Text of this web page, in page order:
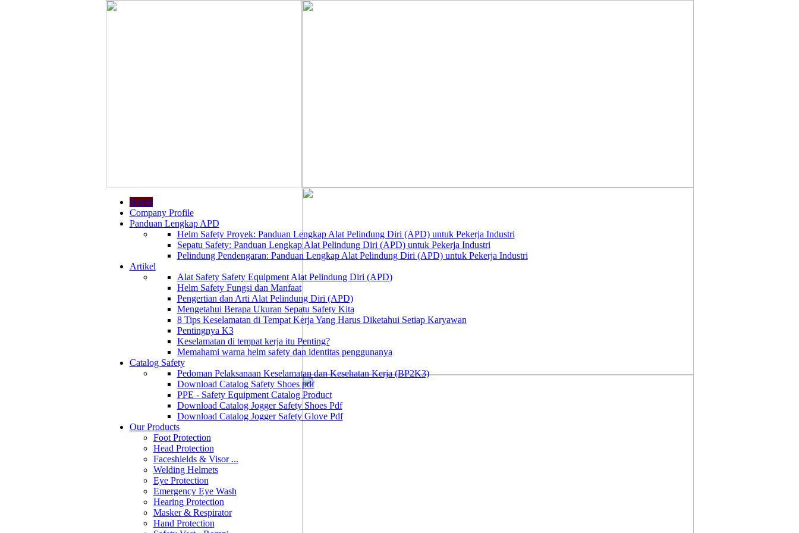
Home
Company Profile
Panduan Lengkap APD
Helm Safety Proyek: Panduan Lengkap Alat Pelindung Diri (APD) untuk Pekerja Industri
Sepatu Safety: Panduan Lengkap Alat Pelindung Diri (APD) untuk Pekerja Industri
Pelindung Pendengaran: Panduan Lengkap Alat Pelindung Diri (APD) untuk Pekerja Industri
Artikel
Alat Safety Safety Equipment Alat Pelindung Diri (APD)
Helm Safety Fungsi dan Manfaat
Pengertian dan Arti Alat Pelindung Diri (APD)
Mengetahui Berapa Ukuran Sepatu Safety Kita
8 Tips Keselamatan di Tempat Kerja Yang Harus Diketahui Setiap Karyawan
Pentingnya K3
Keselamatan di tempat kerja itu Penting?
Memahami warna helm safety dan identitas penggunanya
Catalog Safety
Pedoman Pelaksanaan Keselamatan dan Kesehatan Kerja (BP2K3)
Download Catalog Safety Shoes pdf
PPE - Safety Equipment Catalog Product
Download Catalog Jogger Safety Shoes Pdf
Download Catalog Jogger Safety Glove Pdf
Our Products
Foot Protection
Head Protection
Faceshields & Visor ...
Welding Helmets
Eye Protection
Emergency Eye Wash
Hearing Protection
Masker & Respirator
Hand Protection